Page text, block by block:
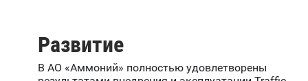
Развитие
В АО «Аммоний» полностью удовлетворены